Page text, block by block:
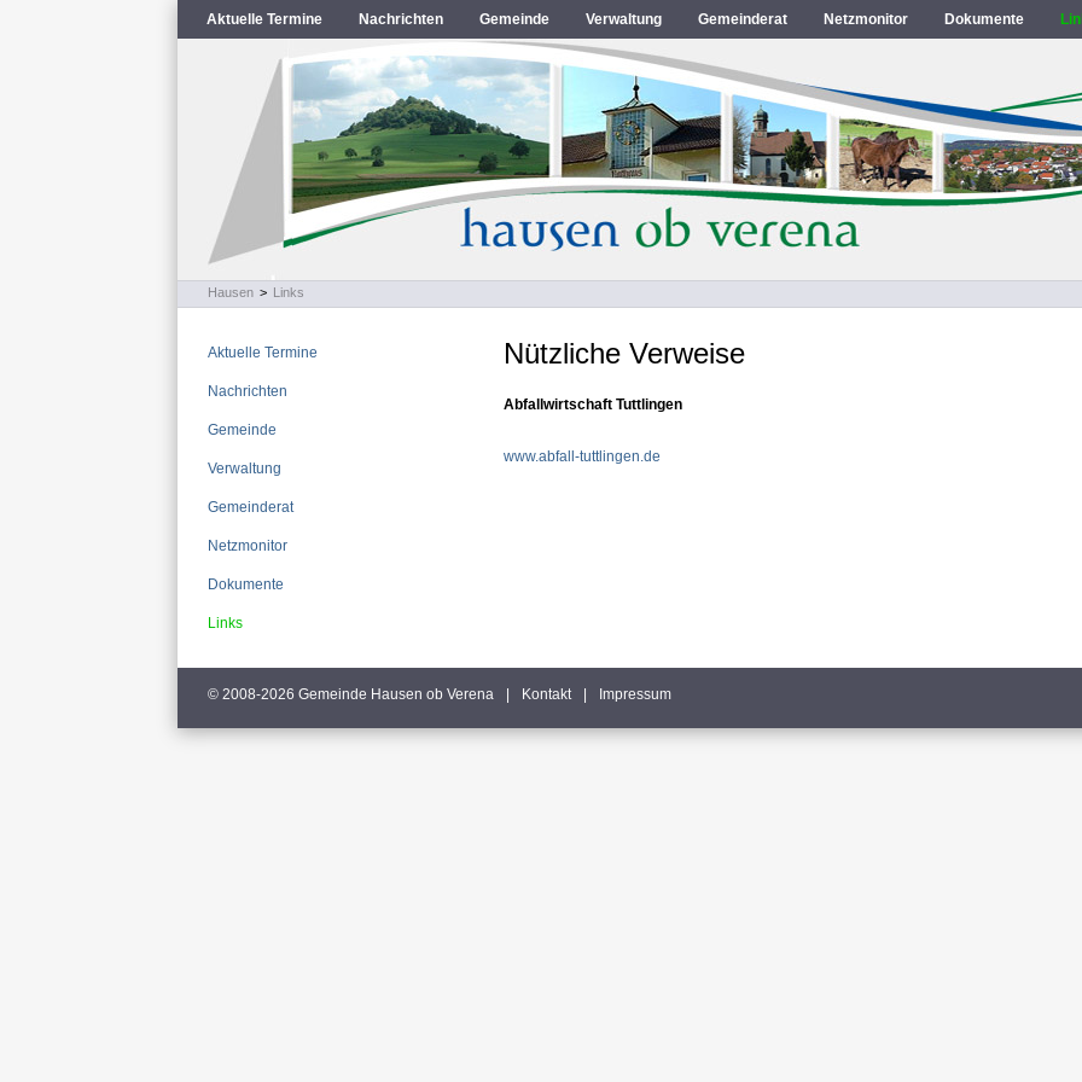
Aktuelle Termine Nachrichten Gemeinde Verwaltung Gemeinderat Netzmonitor Dokumente
Hausen > Links
Aktuelle Termine
Nachrichten
Gemeinde
Verwaltung
Gemeinderat
Netzmonitor
Dokumente
Links
Nützliche Verweise
Abfallwirtschaft Tuttlingen
www.abfall-tuttlingen.de
© 2008-2026 Gemeinde Hausen ob Verena Kontakt Impressum